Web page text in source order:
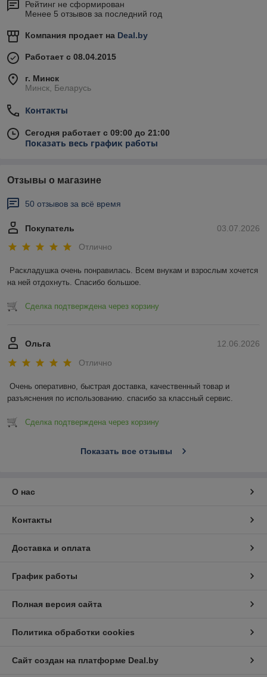
Рейтинг не сформирован
Менее 5 отзывов за последний год
Компания продает на Deal.by
Работает с 08.04.2015
г. Минск
Минск, Беларусь
Контакты
Сегодня работает с 09:00 до 21:00
Показать весь график работы
Отзывы о магазине
50 отзывов за всё время
03.07.2026
Покупатель
Отлично
Раскладушка очень понравилась. Всем внукам и взрослым хочется
на ней отдохнуть. Спасибо большое.
Сделка подтверждена через корзину
12.06.2026
Ольга
Отлично
Очень оперативно, быстрая доставка, качественный товар и
разъяснения по использованию. спасибо за классный сервис.
Сделка подтверждена через корзину
Показать все отзывы
О нас
Контакты
Доставка и оплата
График работы
Полная версия сайта
Политика обработки cookies
Сайт создан на платформе Deal.by